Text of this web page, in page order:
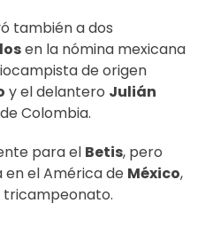
también a dos
en la nómina mexicana
de origen
y el delantero Julián
Colombia.
para el Betis, pero
en el América de México,
tricampeonato.